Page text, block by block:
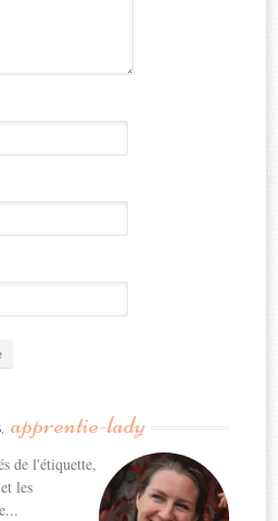
apprentie-lady
de l'étiquette,
les